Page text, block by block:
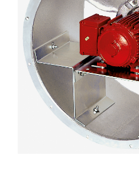
Lighting and
Equipment
Complete solutions in
material for each project